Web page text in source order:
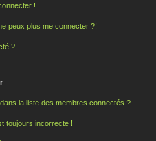
!
peux plus me connecter ?!
?
la liste des membres connectés ?
toujours incorrecte !